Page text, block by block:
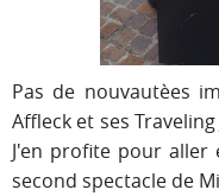
Pas de nouvautèes
Affleck et ses
J'en profite pour aller
second spectacle de